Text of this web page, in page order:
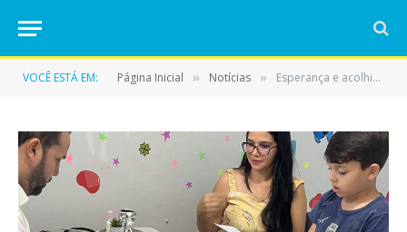
VOCÊ ESTÁ EM: Página Inicial » Notícias » Esperança e acolhimento marcam atendimentos Neuropediátricos em Eldorado do Carajás